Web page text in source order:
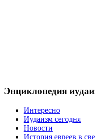
Энциклопедия
Интересно
Иудаизм сегодня
Новости
История евреев в